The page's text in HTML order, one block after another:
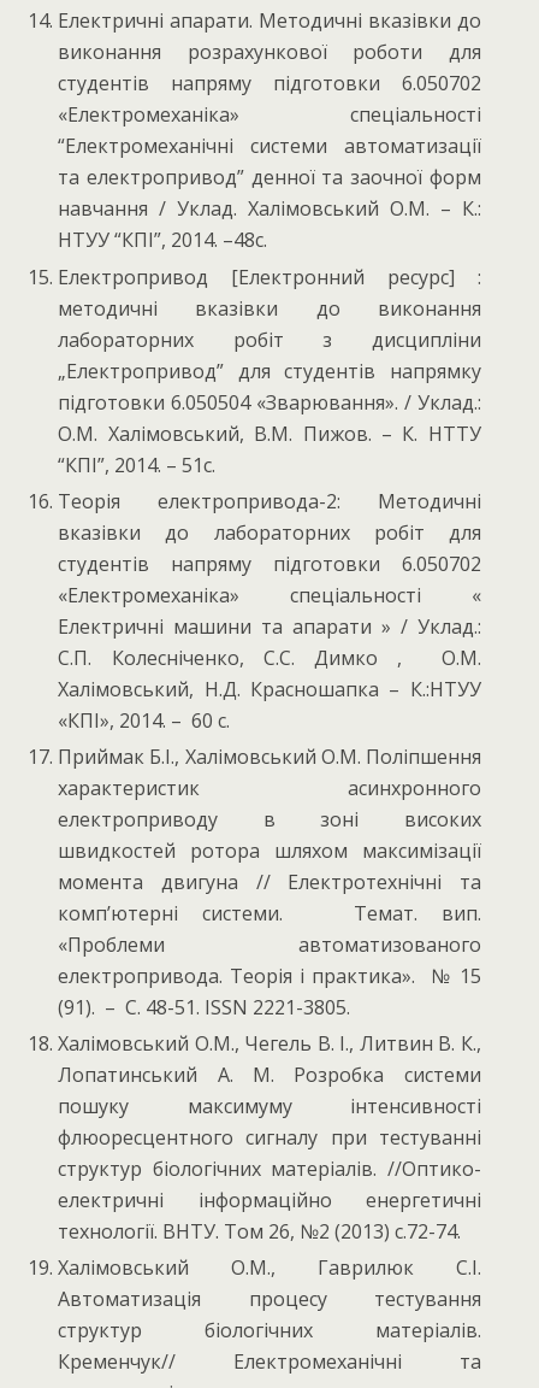
Електричні апарати. Методичні вказівки до
виконання розрахункової роботи для
студентів напряму підготовки 6.050702
«Електромеханіка» спеціальності
“Електромеханічні системи автоматизації
та електропривод” денної та заочної форм
навчання / Уклад. Халімовський О.М. – К.:
НТУУ “КПІ”, 2014. –48с.
Електропривод [Електронний ресурс] :
методичні вказівки до виконання
лабораторних робіт з дисципліни
„Електропривод” для студентів напрямку
підготовки 6.050504 «Зварювання». / Уклад.:
О.М. Халімовський, В.М. Пижов. – К. НТТУ
“КПІ”, 2014. – 51с.
Теорія електропривода-2: Методичні
вказівки до лабораторних робіт для
студентів напряму підготовки 6.050702
«Електромеханіка» спеціальності «
Електричні машини та апарати » / Уклад.:
С.П. Колесніченко, С.С. Димко , О.М.
Халімовський, Н.Д. Красношапка – К.:НТУУ
«КПІ», 2014. – 60 с.
Приймак Б.І., Халімовський О.М. Поліпшення
характеристик асинхронного
електроприводу в зоні високих
швидкостей ротора шляхом максимізації
момента двигуна // Електротехнічні та
комп’ютерні системи. Темат. вип.
«Проблеми автоматизованого
електропривода. Теорія і практика». № 15
(91). – С. 48-51. ISSN 2221-3805.
Халімовський О.М., Чегель В. І., Литвин В. К.,
Лопатинський А. М. Розробка системи
пошуку максимуму інтенсивності
флюоресцентного сигналу при тестуванні
структур біологічних матеріалів. //Оптико-
електричні інформаційно енергетичні
технології. ВНТУ. Том 26, №2 (2013) с.72-74.
Халімовський О.М., Гаврилюк С.І.
Автоматизація процесу тестування
структур біологічних матеріалів.
Кременчук// Електромеханічні та